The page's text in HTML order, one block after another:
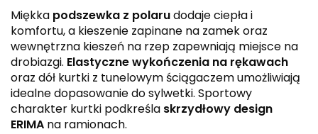
Miękka podszewka z polarudodaje ciepła i
komfortu, a kieszenie zapinane na zamek oraz
wewnętrzna kieszeń na rzep zapewniają miejsce na
drobiazgi. Elastyczne wykończenia na rękawach
oraz dół kurtki z tunelowym ściągaczem umożliwiają
idealne dopasowanie do sylwetki. Sportowy
charakter kurtki podkreśla skrzydłowy design
ERIMA na ramionach.